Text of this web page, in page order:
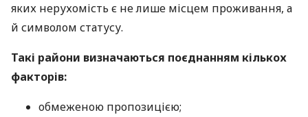
яких нерухомість є не лише місцем проживання, а
й символом статусу.
Такі райони визначаються поєднанням кількох
факторів:
обмеженою пропозицією;